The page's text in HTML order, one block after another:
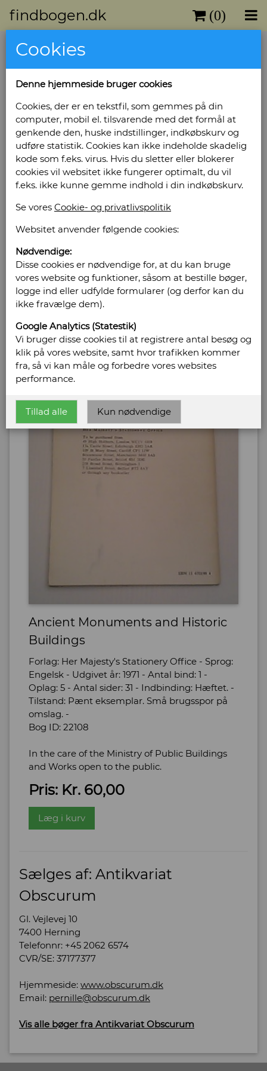
findbogen.dk (0)
Ancient Monuments and Historic
Buildings
Forlag: Her Majesty's Stationery Office - Sprog:
Engelsk - Udgivet år: 1971 - Antal bind: 1 -
Oplag: 5 - Antal sider: 31 - Indbinding: Hæftet. -
Tilstand: Pænt eksemplar. Små brugsspor på
omslag. -
Bog ID: 22108
In the care of the Ministry of Public Buildings
and Works open to the public.
Pris: Kr. 60,00
Læg i kurv
Sælges af: Antikvariat
Obscurum
Gl. Vejlevej 10
7400 Herning
Telefonnr: +45 2062 6574
CVR/SE: 37177377
Hjemmeside: www.obscurum.dk
Email: pernille@obscurum.dk
Vis alle bøger fra Antikvariat Obscurum
Cookies
Denne hjemmeside bruger cookies
Cookies, der er en tekstfil, som gemmes på din
computer, mobil el. tilsvarende med det formål at
genkende den, huske indstillinger, indkøbskurv og
udføre statistik. Cookies kan ikke indeholde skadelig
kode som f.eks. virus. Hvis du sletter eller blokerer
cookies vil websitet ikke fungerer optimalt, du vil
f.eks. ikke kunne gemme indhold i din indkøbskurv.
Se vores Cookie- og privatlivspolitik
Websitet anvender følgende cookies:
Nødvendige:
Disse cookies er nødvendige for, at du kan bruge
vores website og funktioner, såsom at bestille bøger,
logge ind eller udfylde formularer (og derfor kan du
ikke fravælge dem).
Google Analytics (Statestik)
Vi bruger disse cookies til at registrere antal besøg og
klik på vores website, samt hvor trafikken kommer
fra, så vi kan måle og forbedre vores websites
performance.
Tillad alle Kun nødvendige